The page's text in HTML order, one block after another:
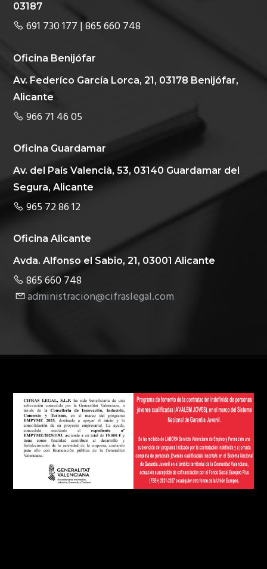
03187
691 730 177 | 865 660 748
Oficina Benijófar
Av. Federíco García Lorca, 21, 03178 Benijófar,
Alicante
966 71 46 05
Oficina Guardamar
Av. del País Valencià, 53, 03140 Guardamar del
Segura, Alicante
965 72 86 12
Oficina Alicante
Avda. Alfonso el Sabio, 21, 03001 Alicante
865 660 748
administracion@cifraslegal.com